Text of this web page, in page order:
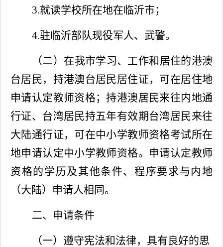
3.就读学校所在地在临沂市；
4.驻临沂部队现役军人、武警。
（二）在我市学习、工作和居住的港澳
台居民，持港澳台居民居住证，可在居住地
申请认定教师资格；持港澳居民来往内地通
行证、台湾居民持五年有效期台湾居民来往
大陆通行证，可在中小学教师资格考试所在
地申请认定中小学教师资格。申请认定教师
资格的学历及其他条件、程序要求与内地
（大陆）申请人相同。
二、申请条件
（一）遵守宪法和法律，具有良好的思